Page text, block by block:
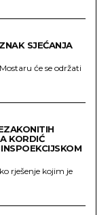
SJEĆANJA
će se održati
KORDIĆ
rješenje kojim je